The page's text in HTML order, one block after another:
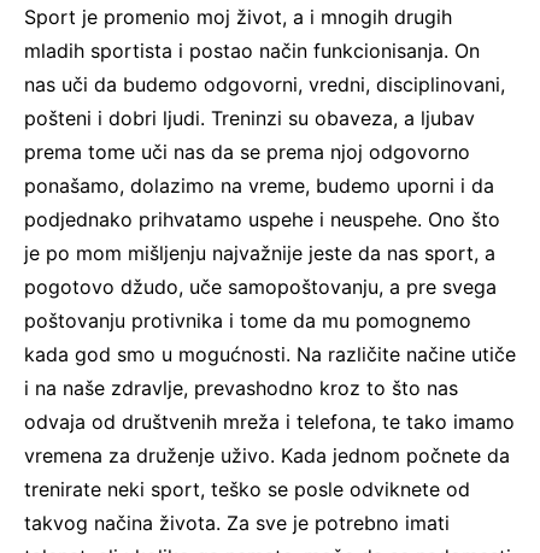
Sport je promenio moj život, a i mnogih drugih
mladih sportista i postao način funkcionisanja. On
nas uči da budemo odgovorni, vredni, disciplinovani,
pošteni i dobri ljudi. Treninzi su obaveza, a ljubav
prema tome uči nas da se prema njoj odgovorno
ponašamo, dolazimo na vreme, budemo uporni i da
podjednako prihvatamo uspehe i neuspehe. Ono što
je po mom mišljenju najvažnije jeste da nas sport, a
pogotovo džudo, uče samopoštovanju, a pre svega
poštovanju protivnika i tome da mu pomognemo
kada god smo u mogućnosti. Na različite načine utiče
i na naše zdravlje, prevashodno kroz to što nas
odvaja od društvenih mreža i telefona, te tako imamo
vremena za druženje uživo. Kada jednom počnete da
trenirate neki sport, teško se posle odviknete od
takvog načina života. Za sve je potrebno imati